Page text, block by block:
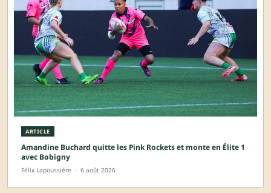
ARTICLE
Amandine Buchard quitte les Pink Rockets et monte en Élite 1
avec Bobigny
Félix Lapoussière · 6 août 2026